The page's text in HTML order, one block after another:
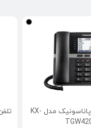
تلفن باسیم پاناسونیک مدل KX-